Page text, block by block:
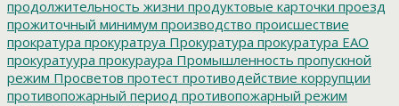
продолжительность жизни продуктовые карточки проезд
прожиточный минимум производство происшествие
прократура прокуратруа Прокуратура прокуратура ЕАО
прокуратуура прокураура Промышленность пропускной
режим Просветов протест противодействие коррупции
противопожарный период противопожарный режим